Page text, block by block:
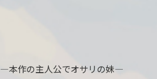
―本作の主人公でオサリの妹―